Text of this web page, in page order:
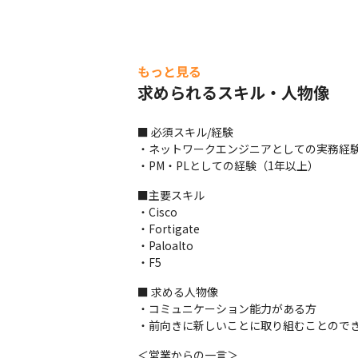
もっと見る
求められるスキル・人物像
■ 必須スキル/経験
・ネットワークエンジニアとしての実務経
・PM・PLとしての経験（1年以上）
■主要スキル
・Cisco
・Fortigate
・Paloalto
・F5
■ 求める人物像
・コミュニケーション能力がある方
・前向きに新しいことに取り組むことので
＜営業からの一言＞